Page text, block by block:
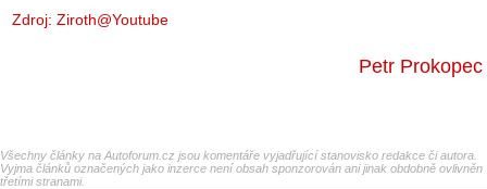
Zdroj: Ziroth@Youtube
Petr Prokopec
Všechny články na Autoforum.cz jsou komentáře vyjadřující stanovisko redakce či autora.
Vyjma článků označených jako inzerce není obsah sponzorován ani jinak obdobně ovlivněn
třetími stranami.